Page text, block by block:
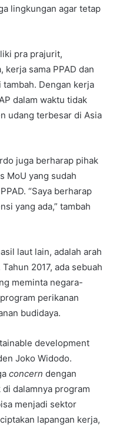
lingkungan agar tetap
pra prajurit,
kerja sama PPAD dan
Dengan kerja
dalam waktu tidak
udang terbesar di Asia
juga berharap pihak
MoU yang sudah
“Saya berharap
yang ada,” tambah
laut lain, adalah arah
2017, ada sebuah
meminta negara-
perikanan
budidaya.
development
Joko Widodo.
concern dengan
dalamnya program
menjadi sektor
lapangan kerja,